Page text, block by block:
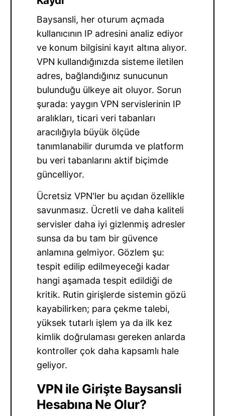
Baysansli, her oturum açmada
kullanıcının IP adresini analiz ediyor
ve konum bilgisini kayıt altına alıyor.
VPN kullandığınızda sisteme iletilen
adres, bağlandığınız sunucunun
bulunduğu ülkeye ait oluyor. Sorun
şurada: yaygın VPN servislerinin IP
aralıkları, ticari veri tabanları
aracılığıyla büyük ölçüde
tanımlanabilir durumda ve platform
bu veri tabanlarını aktif biçimde
güncelliyor.
Ücretsiz VPN'ler bu açıdan özellikle
savunmasız. Ücretli ve daha kaliteli
servisler daha iyi gizlenmiş adresler
sunsa da bu tam bir güvence
anlamına gelmiyor. Gözlem şu:
tespit edilip edilmeyeceği kadar
hangi aşamada tespit edildiği de
kritik. Rutin girişlerde sistemin gözü
kayabilirken; para çekme talebi,
yüksek tutarlı işlem ya da ilk kez
kimlik doğrulaması gereken anlarda
kontroller çok daha kapsamlı hale
geliyor.
VPN ile Girişte Baysansli
Hesabına Ne Olur?